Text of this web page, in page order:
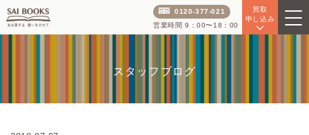
買取
申し込み
0120-377-021
営業時間 9：00〜18：00
スタッフブログ